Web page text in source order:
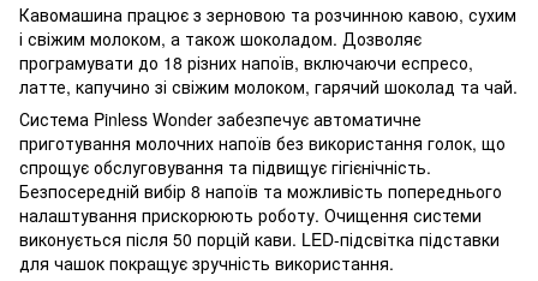
Кавомашина працює з зерновою та розчинною кавою, сухим
і свіжим молоком, а також шоколадом. Дозволяє
програмувати до 18 різних напоїв, включаючи еспресо,
латте, капучино зі свіжим молоком, гарячий шоколад та чай.
Система Pinless Wonder забезпечує автоматичне
приготування молочних напоїв без використання голок, що
спрощує обслуговування та підвищує гігієнічність.
Безпосередній вибір 8 напоїв та можливість попереднього
налаштування прискорюють роботу. Очищення системи
виконується після 50 порцій кави. LED-підсвітка підставки
для чашок покращує зручність використання.